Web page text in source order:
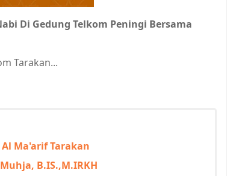
Di Gedung Telkom Peningi Bersama
Tarakan...
Ma'arif Tarakan
B.IS.,M.IRKH